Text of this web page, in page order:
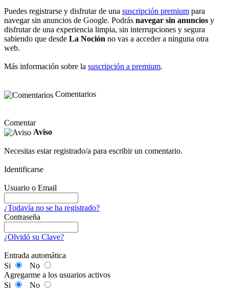
Puedes registrarse y disfrutar de una suscripción premium para
navegar sin anuncios de Google. Podrás navegar sin anuncios y
disfrutar de una experiencia limpia, sin interrupciones y segura
sabiendo que desde La Noción no vas a acceder a ninguna otra
web.
Más información sobre la suscripción a premium.
Comentarios
Comentar
Aviso
Necesitas estar registrado/a para escribir un comentario.
Identificarse
Usuario o Email
¿Todavía no se ha registrado?
Contraseña
¿Olvidó su Clave?
Entrada automática
Si
No
Agregarme a los usuarios activos
Si
No